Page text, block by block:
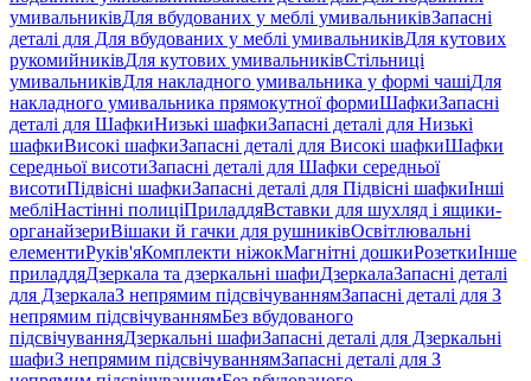
умивальниківДля вбудованих у меблі умивальниківЗапасні
деталі для Для вбудованих у меблі умивальниківДля кутових
рукомийниківДля кутових умивальниківСтільниці
умивальниківДля накладного умивальника у формі чашіДля
накладного умивальника прямокутної формиШафкиЗапасні
деталі для ШафкиНизькі шафкиЗапасні деталі для Низькі
шафкиВисокі шафкиЗапасні деталі для Високі шафкиШафки
середньої висотиЗапасні деталі для Шафки середньої
висотиПідвісні шафкиЗапасні деталі для Підвісні шафкиІнші
мебліНастінні полиціПриладдяВставки для шухляд і ящики-
органайзериВішаки й гачки для рушниківОсвітлювальні
елементиРуків'яКомплекти ніжокМагнітні дошкиРозеткиІнше
приладдяДзеркала та дзеркальні шафиДзеркалаЗапасні деталі
для ДзеркалаЗ непрямим підсвічуваннямЗапасні деталі для З
непрямим підсвічуваннямБез вбудованого
підсвічуванняДзеркальні шафиЗапасні деталі для Дзеркальні
шафиЗ непрямим підсвічуваннямЗапасні деталі для З